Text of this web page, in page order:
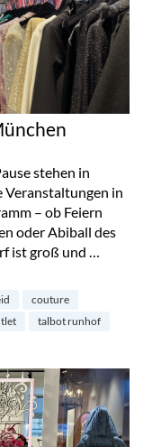
stehen in
Veranstaltungen in
– ob Feiern
oder Abiball des
ist groß und …
couture
talbot runhof